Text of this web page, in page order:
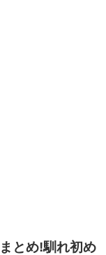
とめ!馴れ初め